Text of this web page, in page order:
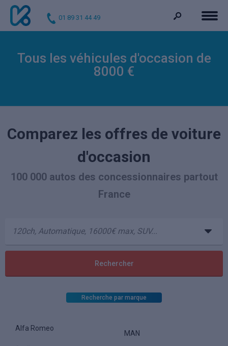
01 89 31 44 49
Tous les véhicules d'occasion de
8000 €
Comparez les offres de voiture
d'occasion
100 000 autos des concessionnaires partout
France
Recherche par marque
Alfa Romeo
MAN